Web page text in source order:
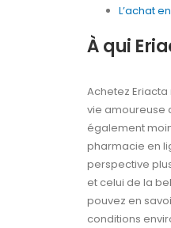
L’achat
À qui
Achetez
vie amoureuse
également
pharmacie en
perspective
et celui de la
pouvez en
conditions